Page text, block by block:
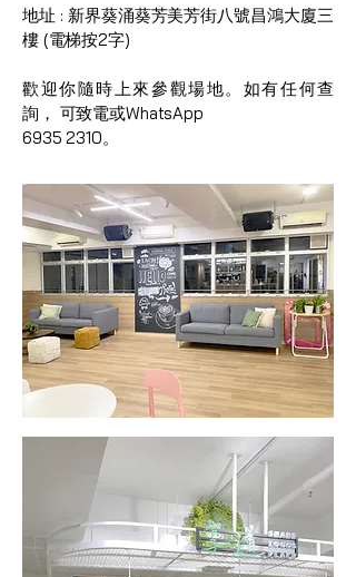
地址 : 新界葵涌葵芳美芳街八號昌鴻大廈三
樓 (電梯按2字)
歡迎你隨時上來參觀場地。如有任何查
詢， 可致電或WhatsApp
6935 2310。